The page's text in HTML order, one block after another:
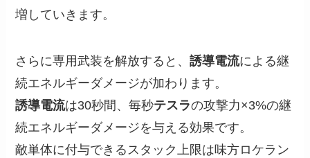
増していきます。
さらに専用武装を解放すると、誘導電流による継
続エネルギーダメージが加わります。
誘導電流は30秒間、毎秒テスラの攻撃力×3%の継
続エネルギーダメージを与える効果です。
敵単体に付与できるスタック上限は味方ロケラン